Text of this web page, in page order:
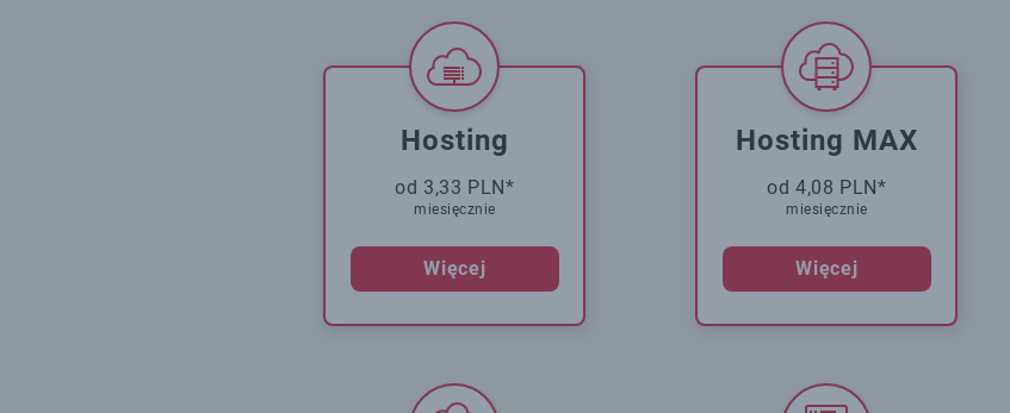
Hosting
od 3,33 PLN*
miesięcznie
Więcej
Hosting MAX
od 4,08 PLN*
miesięcznie
Więcej